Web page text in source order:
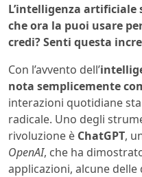
L’intelligenza
che ora la puoi usare
credi? Senti questa
Con l’avvento dell’
nota semplicemente
interazioni quotidiane
radicale. Uno degli
rivoluzione è ChatGPT,
OpenAI, che ha
applicazioni, alcune